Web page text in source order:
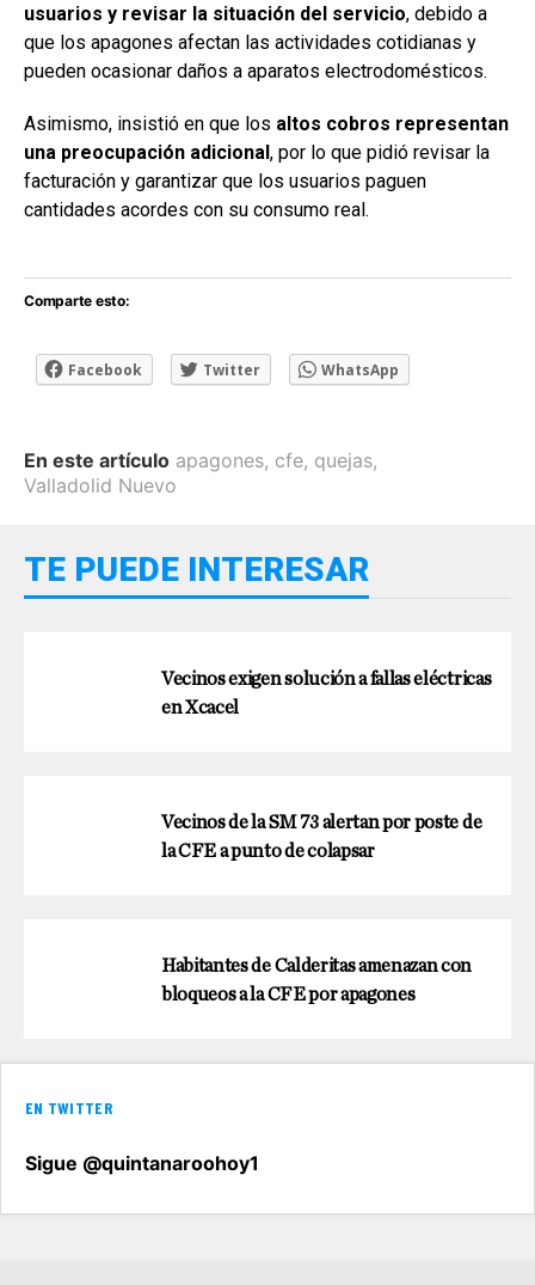
usuarios y revisar la situación del servicio, debido a
que los apagones afectan las actividades cotidianas y
pueden ocasionar daños a aparatos electrodomésticos.
Asimismo, insistió en que los altos cobros representan
una preocupación adicional, por lo que pidió revisar la
facturación y garantizar que los usuarios paguen
cantidades acordes con su consumo real.
Comparte esto:
Facebook Twitter WhatsApp
En este artículo apagones, cfe, quejas,
Valladolid Nuevo
TE PUEDE INTERESAR
Vecinos exigen solución a fallas eléctricas
en Xcacel
Vecinos de la SM 73 alertan por poste de
la CFE a punto de colapsar
Habitantes de Calderitas amenazan con
bloqueos a la CFE por apagones
EN TWITTER
Sigue @quintanaroohoy1